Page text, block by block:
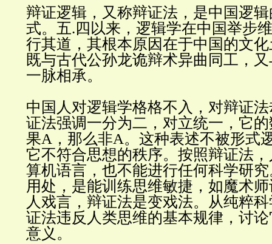
辩证逻辑，又称辩证法，是中国逻
式。五.四以来，逻辑学在中国举步
行其道，其根本原因在于中国的文
既与古代公孙龙诡辩术异曲同工，
一脉相承。
中国人对逻辑学格格不入，对辩证
证法强调一分为二，对立统一，它
果A ，那么非A。这种表述不被形式
它不符合思想的秩序。按照辩证法
算机语言，也不能进行任何科学研
用处，是能训练思维敏捷，如魔术
人戏言，辩证法是变戏法。从纯粹
证法违反人类思维的基本规律，讨
意义 。